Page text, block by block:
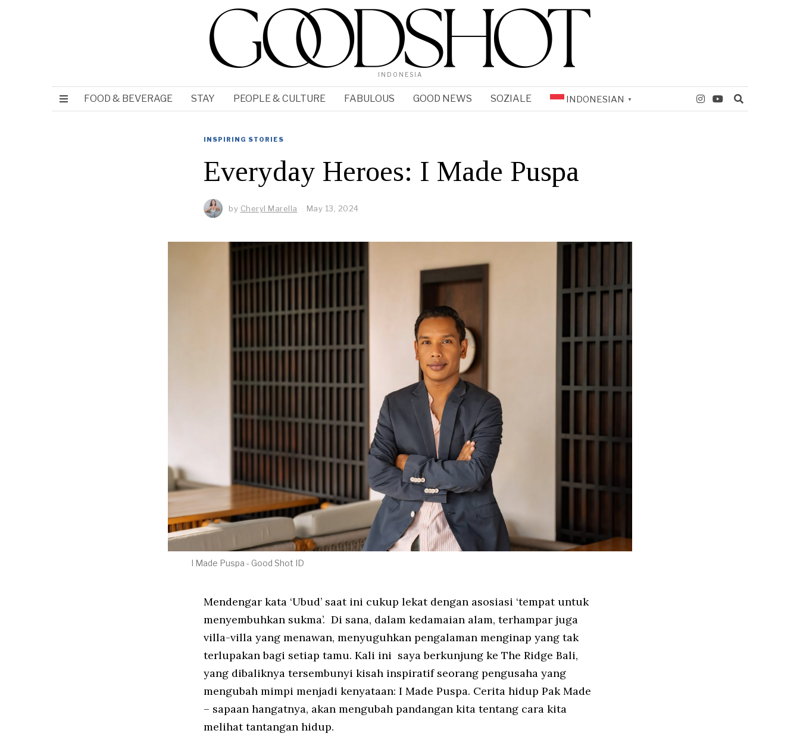
INDONESIA
FOOD & BEVERAGE STAY PEOPLE & CULTURE FABULOUS GOOD NEWS SOZIALE INDONESIAN ▼
INSPIRING STORIES
Everyday Heroes: I Made Puspa
by Cheryl Marella May 13, 2024
1
2
4
I Made Puspa - Good Shot ID
Mendengar kata ‘Ubud’ saat ini cukup lekat dengan asosiasi ‘tempat untuk
menyembuhkan sukma’. Di sana, dalam kedamaian alam, terhampar juga
villa-villa yang menawan, menyuguhkan pengalaman menginap yang tak
terlupakan bagi setiap tamu. Kali ini saya berkunjung ke The Ridge Bali,
yang dibaliknya tersembunyi kisah inspiratif seorang pengusaha yang
mengubah mimpi menjadi kenyataan: I Made Puspa. Cerita hidup Pak Made
– sapaan hangatnya, akan mengubah pandangan kita tentang cara kita
melihat tantangan hidup.